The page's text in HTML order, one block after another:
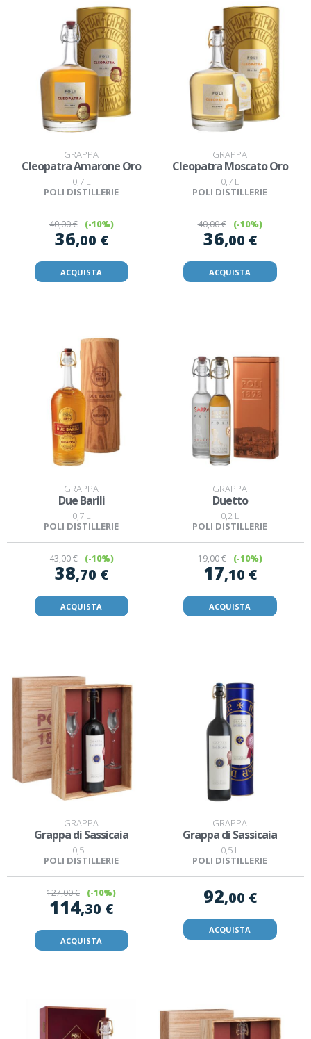
GRAPPA
Cleopatra Amarone Oro
0,7 L
POLI DISTILLERIE
40,00 € (-10%)
36,00 €
ACQUISTA
GRAPPA
Cleopatra Moscato Oro
0,7 L
POLI DISTILLERIE
40,00 € (-10%)
36,00 €
ACQUISTA
GRAPPA
Due Barili
0,7 L
POLI DISTILLERIE
43,00 € (-10%)
38,70 €
ACQUISTA
GRAPPA
Duetto
0,2 L
POLI DISTILLERIE
19,00 € (-10%)
17,10 €
ACQUISTA
GRAPPA
Grappa di Sassicaia
0,5 L
POLI DISTILLERIE
127,00 € (-10%)
114,30 €
ACQUISTA
GRAPPA
Grappa di Sassicaia
0,5 L
POLI DISTILLERIE
92,00 €
ACQUISTA